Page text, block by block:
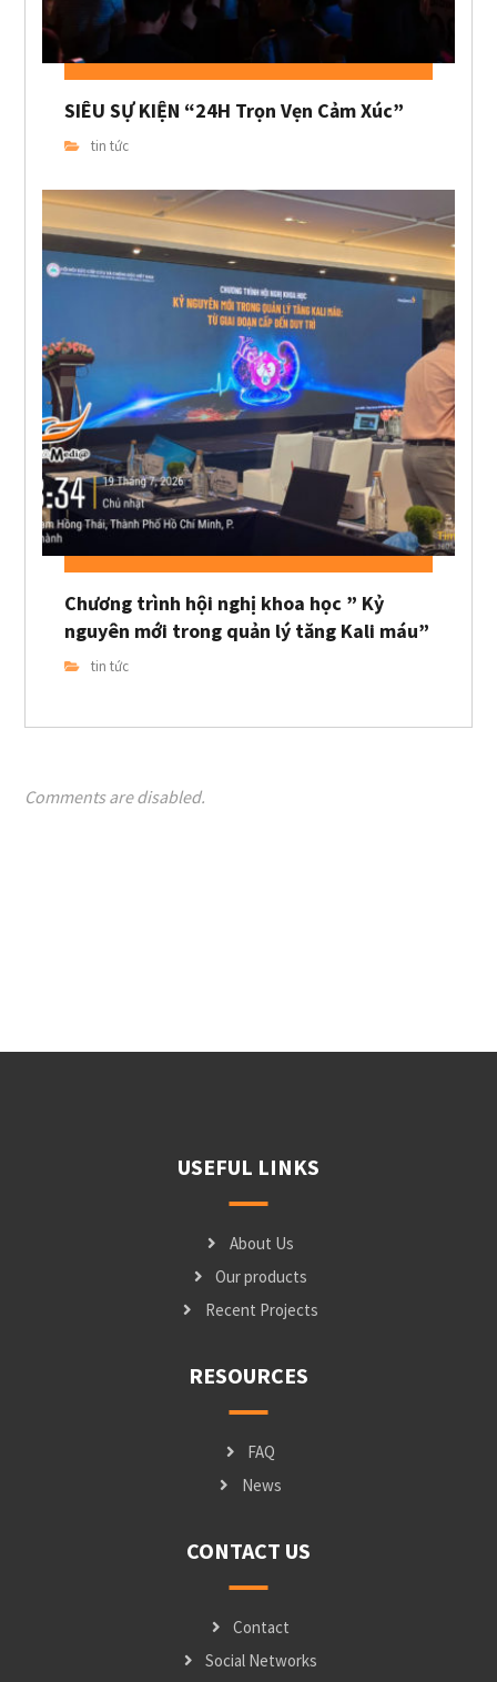
SIÊU SỰ KIỆN “24H Trọn Vẹn Cảm Xúc”
tin tức
Chương trình hội nghị khoa học ” Kỷ
nguyên mới trong quản lý tăng Kali máu”
tin tức
Comments are disabled.
USEFUL LINKS
About Us
Our products
Recent Projects
RESOURCES
FAQ
News
CONTACT US
Contact
Social Networks